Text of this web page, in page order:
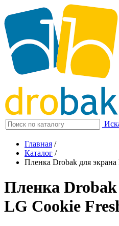
Главная /
Каталог /
Пленка Drobak для
Пленка Drobak
LG Cookie